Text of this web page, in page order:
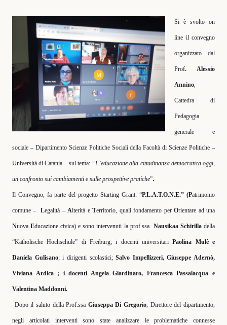
Si è svolto on
line il convegno
organizzato dal
Prof. Alessio
Annino,
Cattedra di
Pedagogia
generale e
sociale – Dipartimento Scienze Politiche Sociali della Facoltà di Scienze Politiche –
Università di Catania – sul tema: “L’educazione alla cittadinanza democratica oggi,
un confronto sui cambiamenti e sulle prospettive pratiche”.
Il Convegno, fa parte del progetto Starting Grant: “P.L.A.T.O.N.E.” (Patrimonio
comune – Legalità –Alterità eTerritorio, quali fondamento perOrientare ad una
NuovaEducazione civica) e sono intervenuti la prof.ssa Nausikaa Schirilladella
“Katholische Hochschule” di Freiburg; i docenti universitariPaolina Mulè e
Daniela Gulisano; i dirigenti scolastici;Salvo Impellizzeri, Giuseppe Adernò,
Viviana Ardica ; i docenti Angela Giardinaro, Francesca Passalacqua e
Valentina Maddonni.
Dopo il saluto della Prof.ssa Giuseppa Di Gregorio, Direttore del dipartimento,
negli articolati interventi sono state analizzare le problematiche connesse